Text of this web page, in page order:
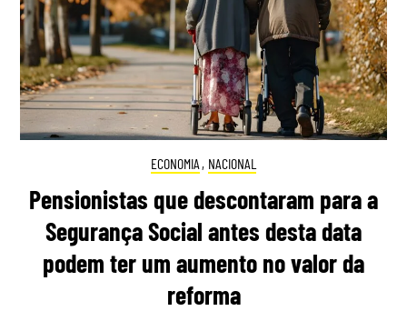
ECONOMIA , NACIONAL
Pensionistas que descontaram para a
Segurança Social antes desta data
podem ter um aumento no valor da
reforma